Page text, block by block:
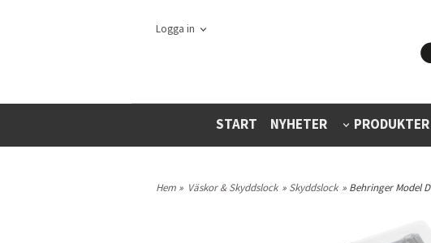
Logga in
START NYHETER PRODUKTER
Hem » Väskor & Skyddslock » Skyddslock » Behringer Model D